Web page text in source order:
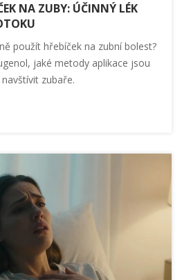
NA ZUBY: ÚČINNÝ LÉK
použít hřebíček na zubní bolest?
jaké metody aplikace jsou
zubaře.